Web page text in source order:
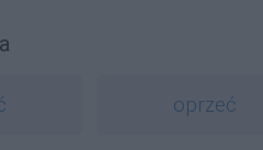
oprzeć